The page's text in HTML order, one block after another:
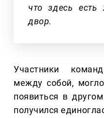
что здесь есть
двор.
Участники
между собой,
появиться в
получился